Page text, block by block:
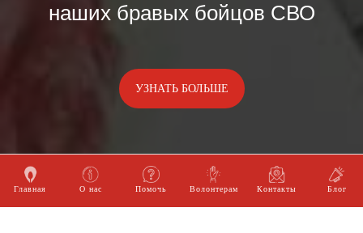
Главная О нас Помочь Волонтерам Контакты Блог
наших бравых бойцов СВО
УЗНАТЬ БОЛЬШЕ